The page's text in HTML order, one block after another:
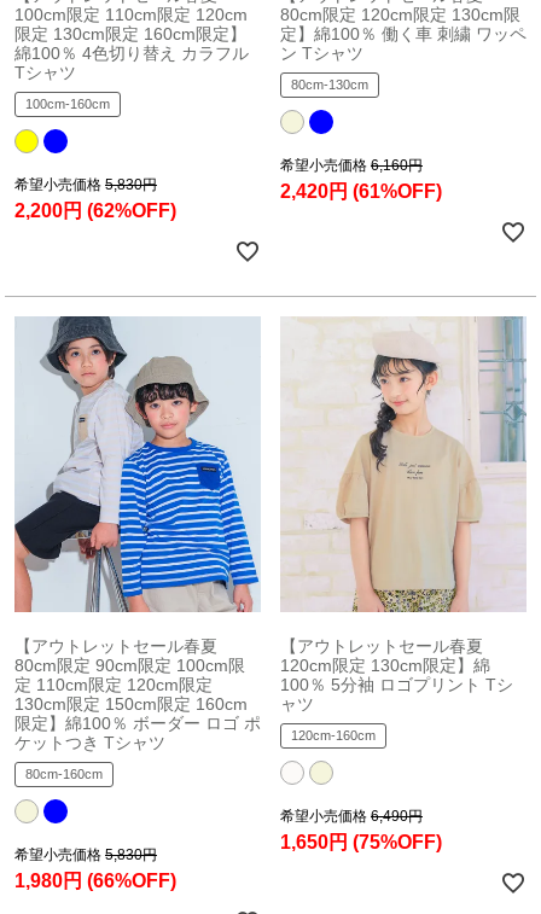
100cm限定 110cm限定 120cm
限定 130cm限定 160cm限定】
綿100％ 4色切り替え カラフル
Tシャツ
100cm-160cm
希望小売価格 5,830円
2,200円 (62%OFF)
80cm限定 120cm限定 130cm限
定】綿100％ 働く車 刺繍 ワッペ
ン Tシャツ
80cm-130cm
希望小売価格 6,160円
2,420円 (61%OFF)
【アウトレットセール春夏
80cm限定 90cm限定 100cm限
定 110cm限定 120cm限定
130cm限定 150cm限定 160cm
限定】綿100％ ボーダー ロゴ ポ
ケットつき Tシャツ
80cm-160cm
希望小売価格 5,830円
1,980円 (66%OFF)
【アウトレットセール春夏
120cm限定 130cm限定】綿
100％ 5分袖 ロゴプリント Tシ
ャツ
120cm-160cm
希望小売価格 6,490円
1,650円 (75%OFF)